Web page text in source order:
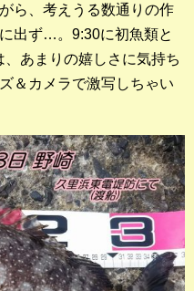
ら、考えうる数通りの作
出ず…。9:30に初魚類と
あまりの嬉しさに気持ち
＆カメラで激写しちゃい